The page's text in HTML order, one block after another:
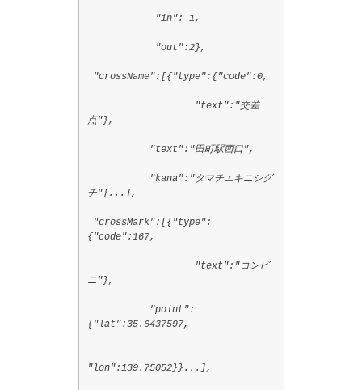
"in":-1,
"out":2},
"crossName":[{"type":{"code":0,
"text":"交差
点"},
"text":"田町駅西口",
"kana":"タマチエキニシグ
チ"}...],
"crossMark":[{"type":
{"code":167,
"text":"コンビ
ニ"},
"point":
{"lat":35.6437597,
"lon":139.75052}}...],